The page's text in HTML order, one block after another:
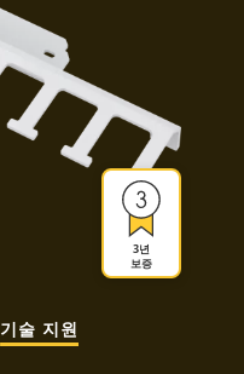
3년
보증
기술 지원